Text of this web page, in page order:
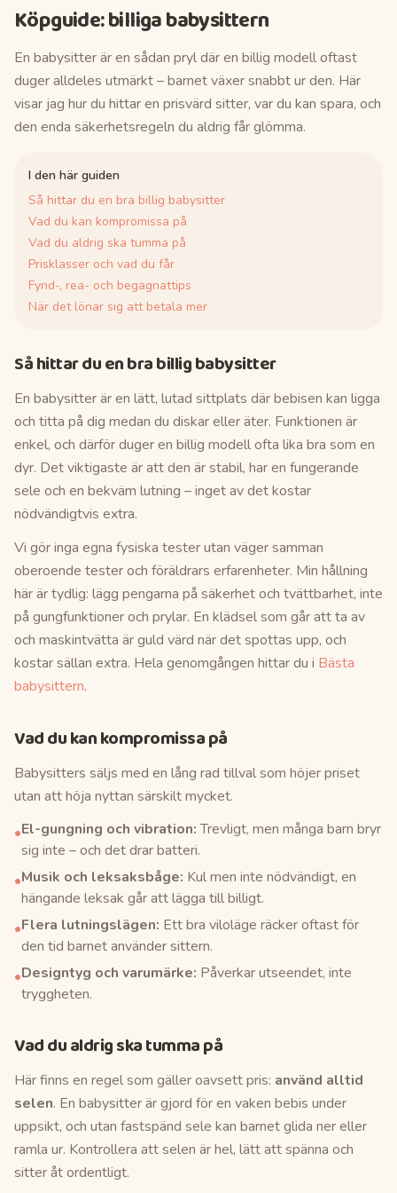
Köpguide:billiga babysittern
En babysitter är en sådan pryl där en billig modell oftast
duger alldeles utmärkt – barnet växer snabbt ur den. Här
visar jag hur du hittar en prisvärd sitter, var du kan spara, och
den enda säkerhetsregeln du aldrig får glömma.
I den här guiden
Så hittar du en bra billig babysitter
Vad du kan kompromissa på
Vad du aldrig ska tumma på
Prisklasser och vad du får
Fynd-, rea- och begagnattips
När det lönar sig att betala mer
Så hittar du en bra billig babysitter
En babysitter är en lätt, lutad sittplats där bebisen kan ligga
och titta på dig medan du diskar eller äter. Funktionen är
enkel, och därför duger en billig modell ofta lika bra som en
dyr. Det viktigaste är att den är stabil, har en fungerande
sele och en bekväm lutning – inget av det kostar
nödvändigtvis extra.
Vi gör inga egna fysiska tester utan väger samman
oberoende tester och föräldrars erfarenheter. Min hållning
här är tydlig: lägg pengarna på säkerhet och tvättbarhet, inte
på gungfunktioner och prylar. En klädsel som går att ta av
och maskintvätta är guld värd när det spottas upp, och
kostar sällan extra. Hela genomgången hittar du i Bästa
babysittern.
Vad du kan kompromissa på
Babysitters säljs med en lång rad tillval som höjer priset
utan att höja nyttan särskilt mycket.
•El-gungning och vibration:Trevligt, men många barn bryr
sig inte – och det drar batteri.
•Musik och leksaksbåge: Kul men inte nödvändigt, en
hängande leksak går att lägga till billigt.
•Flera lutningslägen: Ett bra viloläge räcker oftast för
den tid barnet använder sittern.
•Designtyg och varumärke: Påverkar utseendet, inte
tryggheten.
Vad du aldrig ska tumma på
Här finns en regel som gäller oavsett pris: använd alltid
selen. En babysitter är gjord för en vaken bebis under
uppsikt, och utan fastspänd sele kan barnet glida ner eller
ramla ur. Kontrollera att selen är hel, lätt att spänna och
sitter åt ordentligt.